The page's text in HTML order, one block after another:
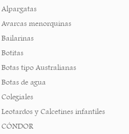
Alpargatas
Avarcas menorquinas
Bailarinas
Botitas
Botas tipo Australianas
Botas de agua
Colegiales
Leotardos y Calcetines infantiles
CÓNDOR